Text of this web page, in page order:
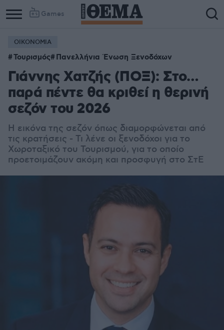
Games
ΟΙΚΟΝΟΜΙΑ
Τουρισμός Πανελλήνια Ένωση Ξενοδόχων
Γιάννης Χατζής (ΠΟΞ): Στο…
παρά πέντε θα κριθεί η θερινή
σεζόν του 2026
Η εικόνα της σεζόν όπως διαμορφώνεται από
τις κρατήσεις - Τι λένε οι ξενοδόχοι για το
Χωροταξικό του Τουρισμού, για το οποίο
προετοιμάζουν ακόμη και προσφυγή στο ΣτΕ